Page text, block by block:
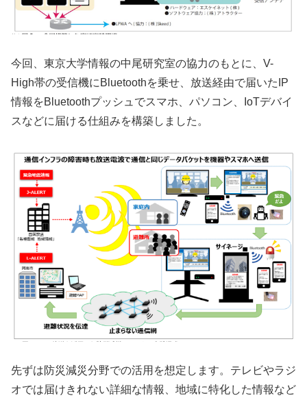
今回、東京大学情報の中尾研究室の協力のもとに、V-
High帯の受信機にBluetoothを乗せ、放送経由で届いたIP
情報をBluetoothプッシュでスマホ、パソコン、IoTデバイ
スなどに届ける仕組みを構築しました。
先ずは防災減災分野での活用を想定します。テレビやラジ
オでは届けきれない詳細な情報、地域に特化した情報など